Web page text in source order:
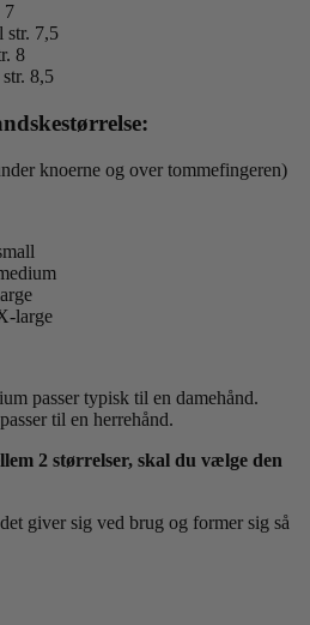
7
str. 7,5
8
8,5
knoerne og over tommefingeren)
large
passer typisk til en damehånd.
til en herrehånd.
2 størrelser, skal du vælge den
giver sig ved brug og former sig så